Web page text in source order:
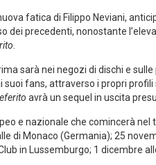
fatica di Filippo Neviani,
dei precedenti, nonostante
.
sarà nei negozi di dischi e
fans, attraverso i propri
avrà un sequel in uscita
e nazionale che comincerà
di Monaco (Germania); 25
in Lussemburgo; 1 dicembre